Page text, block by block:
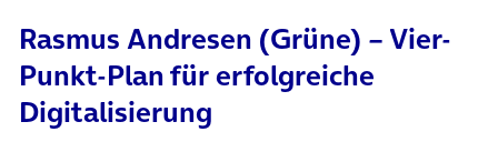
Rasmus Andresen (Grüne) – Vier-
Punkt-Plan für erfolgreiche
Digitalisierung